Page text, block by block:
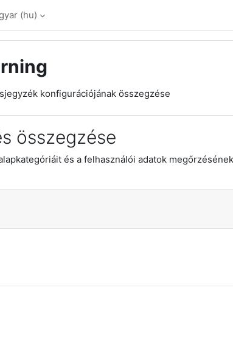
‎(hu)‎
konfigurációjának összegzése
összegzése
és a felhasználói adatok